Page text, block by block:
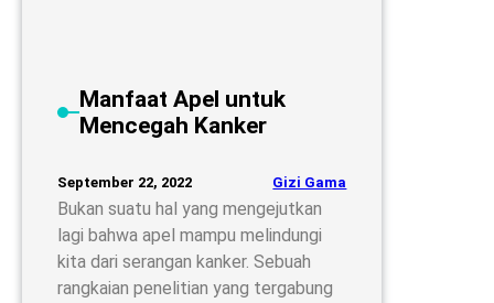
Manfaat Apel untuk
Mencegah Kanker
September 22, 2022 Gizi Gama
Bukan suatu hal yang mengejutkan
lagi bahwa apel mampu melindungi
kita dari serangan kanker. Sebuah
rangkaian penelitian yang tergabung